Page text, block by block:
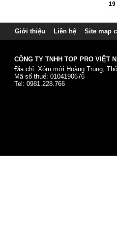
19
Giới thiệu Liên hệ Site map
CÔNG TY TNHH TOP PRO VIỆT
Địa chỉ: Xóm mới Hoàng Trung,
Mã số thuế: 0104190676
Tel: 0981.228.766